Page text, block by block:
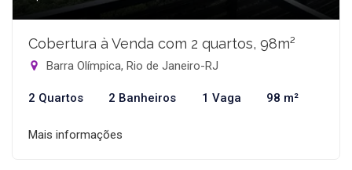
Cobertura à Venda com 2 quartos, 98m²
Barra Olímpica, Rio de Janeiro-RJ
2 Quartos 2 Banheiros 1 Vaga 98 m²
Mais informações